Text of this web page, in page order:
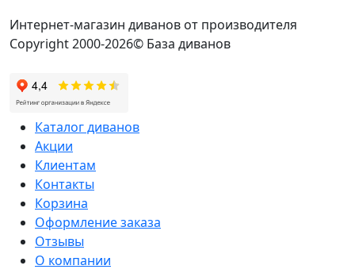
Интернет-магазин диванов от производителя
Copyright 2000-2026© База диванов
Каталог диванов
Акции
Клиентам
Контакты
Корзина
Оформление заказа
Отзывы
О компании